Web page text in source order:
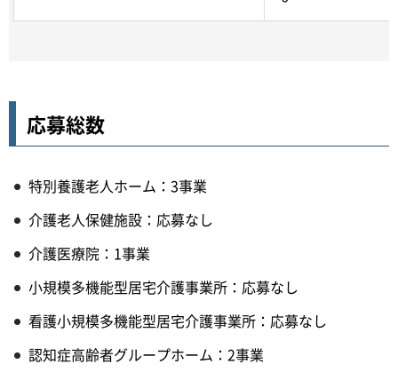
応募総数
特別養護老人ホーム：3事業
介護老人保健施設：応募なし
介護医療院：1事業
小規模多機能型居宅介護事業所：応募なし
看護小規模多機能型居宅介護事業所：応募なし
認知症高齢者グループホーム：2事業